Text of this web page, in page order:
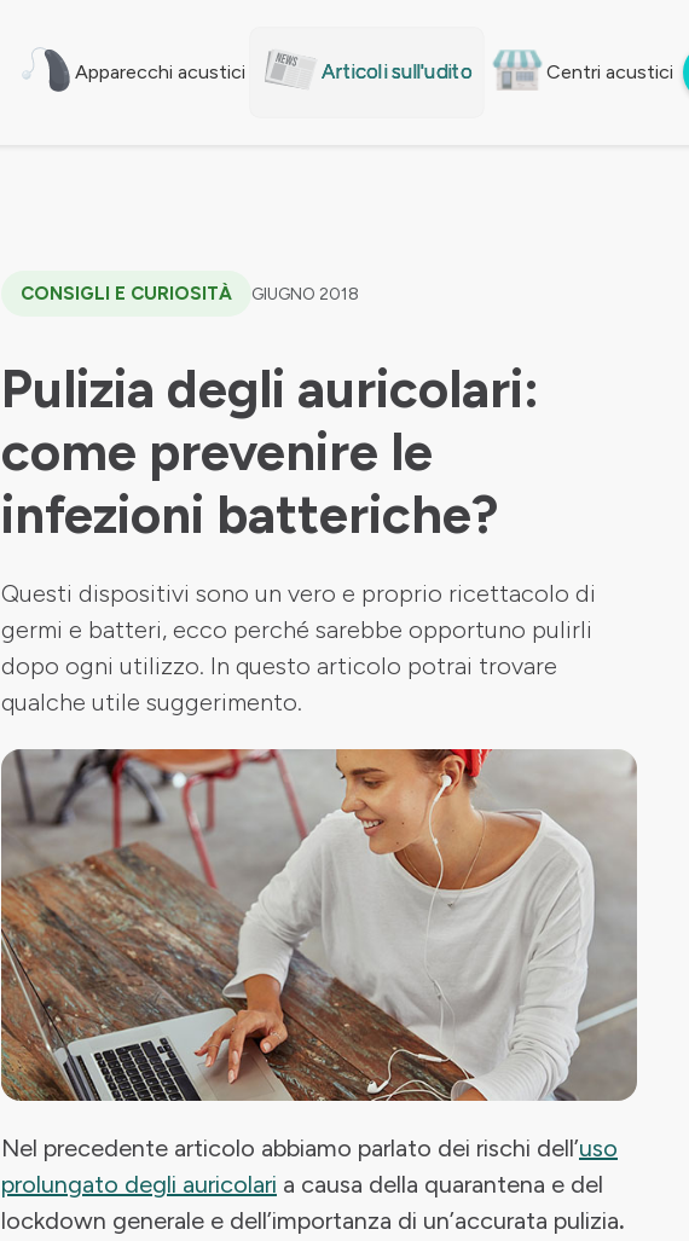
Apparecchi acustici Articoli sull'udito Centri acustici
CONSIGLI E CURIOSITÀ GIUGNO 2018
Pulizia degli auricolari:
come prevenire le
infezioni batteriche?
Questi dispositivi sono un vero e proprio ricettacolo di
germi e batteri, ecco perché sarebbe opportuno pulirli
dopo ogni utilizzo. In questo articolo potrai trovare
qualche utile suggerimento.
Nel precedente articolo abbiamo parlato dei rischi dell’uso
prolungato degli auricolari a causa della quarantena e del
lockdown generale e dell’importanza di un’accurata pulizia.